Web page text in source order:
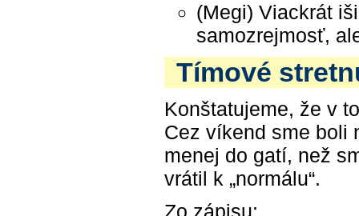
(Megi) Viackrát
samozrejmosť,
Tímové
Konštatujeme, že v
Cez víkend sme boli
menej do gatí, než
vrátil k „normálu“.
Zo zápisu: